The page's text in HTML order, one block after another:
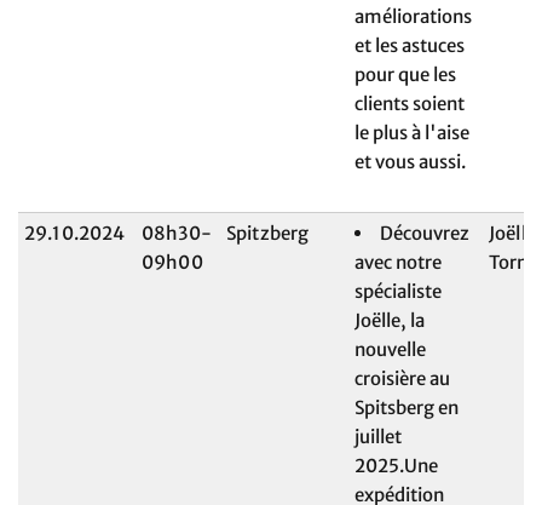
améliorations
et les astuces
pour que les
clients soient
le plus à l'aise
et vous aussi.
29.10.2024
08h30-
09h00
Spitzberg
Découvrez
avec notre
spécialiste
Joëlle, la
nouvelle
croisière au
Spitsberg en
juillet
2025.Une
expédition
Joëlle